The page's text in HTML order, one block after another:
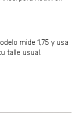
mide 1,75 y usa
talle usual.